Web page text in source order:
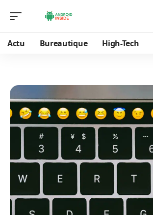
Actu Bureautique High-Tech